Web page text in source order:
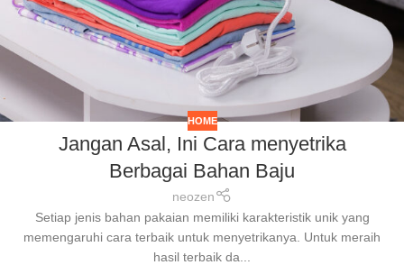
HOME
Jangan Asal, Ini Cara menyetrika
Berbagai Bahan Baju
neozen
Setiap jenis bahan pakaian memiliki karakteristik unik yang
memengaruhi cara terbaik untuk menyetrikanya. Untuk meraih
hasil terbaik da...